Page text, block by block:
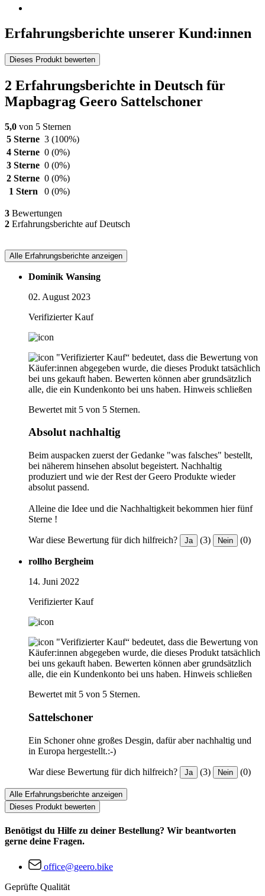
Erfahrungsberichte unserer Kund:innen
Dieses Produkt bewerten
2 Erfahrungsberichte in Deutsch für
Mapbagrag Geero Sattelschoner
5,0 von 5 Sternen
5 Sterne 3 (100%)
4 Sterne 0 (0%)
3 Sterne 0 (0%)
2 Sterne 0 (0%)
1 Stern
0 (0%)
3 Bewertungen
2 Erfahrungsberichte auf Deutsch
Alle Erfahrungsberichte anzeigen
Dominik Wansing
02. August 2023
Verifizierter Kauf
"Verifizierter Kauf“ bedeutet, dass die Bewertung von
Käufer:innen abgegeben wurde, die dieses Produkt tatsächlich
bei uns gekauft haben. Bewerten können aber grundsätzlich
alle, die ein Kundenkonto bei uns haben. Hinweis schließen
Bewertet mit 5 von 5 Sternen.
Absolut nachhaltig
Beim auspacken zuerst der Gedanke "was falsches" bestellt,
bei näherem hinsehen absolut begeistert. Nachhaltig
produziert und wie der Rest der Geero Produkte wieder
absolut passend.
Alleine die Idee und die Nachhaltigkeit bekommen hier fünf
Sterne !
War diese Bewertung für dich hilfreich? Ja (3) Nein (0)
rollho Bergheim
14. Juni 2022
Verifizierter Kauf
"Verifizierter Kauf“ bedeutet, dass die Bewertung von
Käufer:innen abgegeben wurde, die dieses Produkt tatsächlich
bei uns gekauft haben. Bewerten können aber grundsätzlich
alle, die ein Kundenkonto bei uns haben. Hinweis schließen
Bewertet mit 5 von 5 Sternen.
Sattelschoner
Ein Schoner ohne großes Desgin, dafür aber nachhaltig und
in Europa hergestellt.:-)
War diese Bewertung für dich hilfreich? Ja (3) Nein (0)
Alle Erfahrungsberichte anzeigen
Dieses Produkt bewerten
Benötigst du Hilfe zu deiner Bestellung? Wir beantworten
gerne deine Fragen.
office@geero.bike
Geprüfte Qualität